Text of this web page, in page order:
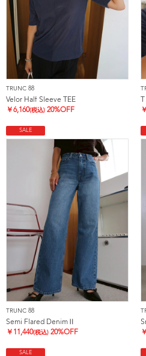
TRUNC 88
Velor Half Sleeve TEE
￥6,160(税込) 20%OFF
￥
SALE
TRUNC 88
Semi Flared DenimⅡ
￥ 11,440(税込) 20%OFF
￥
SALE